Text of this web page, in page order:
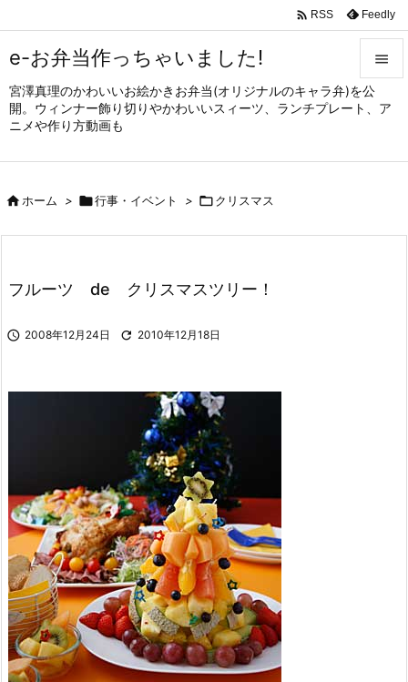
e-お弁当作っちゃいました!
宮澤真理のかわいいお絵かきお弁当(オリジナルのキャラ弁)を公
開。ウィンナー飾り切りやかわいいスィーツ、ランチプレート、ア
ニメや作り方動画も


メニュ
サイド

 RSS Feedly
ホーム > 行事・イベント > クリスマス
フルーツ de クリスマスツリー！
 2008年12月24日  2010年12月18日